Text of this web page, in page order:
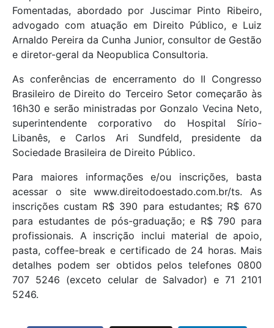
Fomentadas, abordado por Juscimar Pinto Ribeiro,
advogado com atuação em Direito Público, e Luiz
Arnaldo Pereira da Cunha Junior, consultor de Gestão
e diretor-geral da Neopublica Consultoria.
As conferências de encerramento do II Congresso
Brasileiro de Direito do Terceiro Setor começarão às
16h30 e serão ministradas por Gonzalo Vecina Neto,
superintendente corporativo do Hospital Sírio-
Libanês, e Carlos Ari Sundfeld, presidente da
Sociedade Brasileira de Direito Público.
Para maiores informações e/ou inscrições, basta
acessar o site www.direitodoestado.com.br/ts. As
inscrições custam R$ 390 para estudantes; R$ 670
para estudantes de pós-graduação; e R$ 790 para
profissionais. A inscrição inclui material de apoio,
pasta, coffee-break e certificado de 24 horas. Mais
detalhes podem ser obtidos pelos telefones 0800
707 5246 (exceto celular de Salvador) e 71 2101
5246.